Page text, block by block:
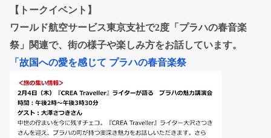
【トークイベント】
ワールド航空サービス東京支社で2度「プラハの春音楽
祭」関連で、街の様子や楽しみ方をお話しています。
「故国への愛を感じて プラハの春音楽祭